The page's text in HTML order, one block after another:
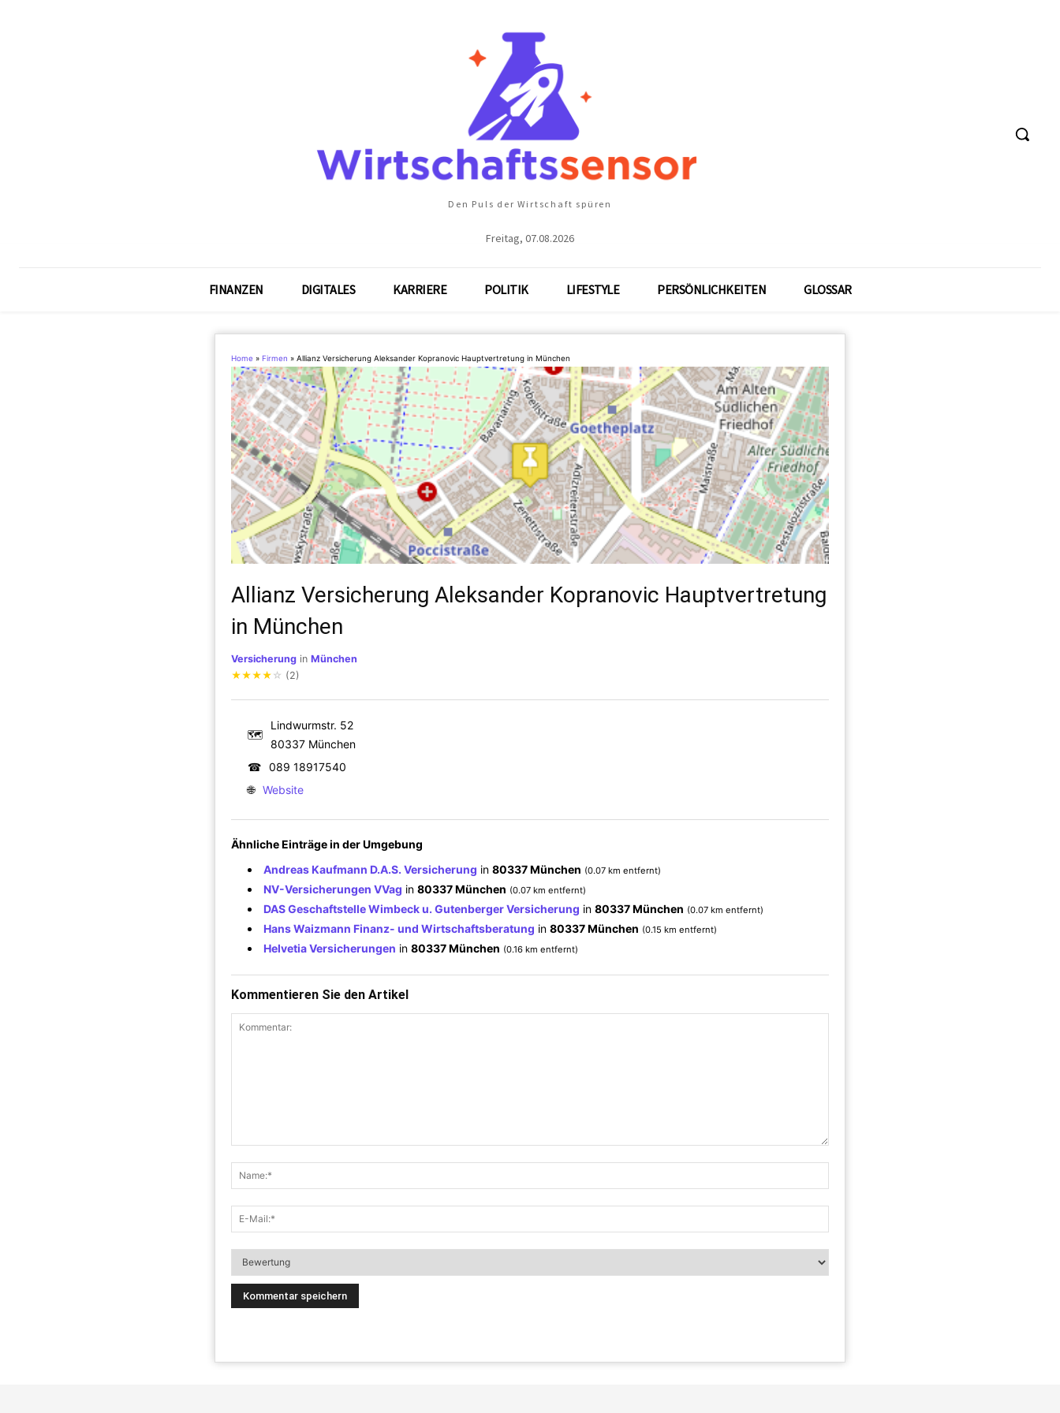
Den Puls der Wirtschaft spüren
Freitag, 07.08.2026
FINANZEN DIGITALES KARRIERE POLITIK LIFESTYLE PERSÖNLICHKEITEN GLOSSAR
Home » Firmen » Allianz Versicherung Aleksander Kopranovic Hauptvertretung in München
Allianz Versicherung Aleksander Kopranovic Hauptvertretung
in München
Versicherung in München
★★★★ ☆ (2)
🗺
Lindwurmstr. 52
80337 München
☎ 089 18917540
🌐 Website
Ähnliche Einträge in der Umgebung
Andreas Kaufmann D.A.S. Versicherung in 80337 München (0.07 km entfernt)
NV-Versicherungen VVag in 80337 München (0.07 km entfernt)
DAS Geschaftstelle Wimbeck u. Gutenberger Versicherung in 80337 München (0.07 km entfernt)
Hans Waizmann Finanz- und Wirtschaftsberatung in 80337 München (0.15 km entfernt)
Helvetia Versicherungen in 80337 München (0.16 km entfernt)
Kommentieren Sie den Artikel